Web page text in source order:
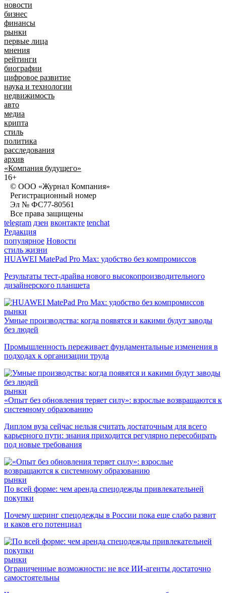
новости
бизнес
финансы
рынки
первые лица
мнения
рейтинги
биографии
цифровое развитие
наука и технологии
недвижимость
авто
медиа
крипта
стиль
политика
расследования
архив
«Компания будущего»
16+
© ООО «Журнал Компания»
Регистрационный номер
Эл № ФС77-80561
Все права защищены
telegram дзен вконтакте tenchat
Редакция
популярное Новости
стиль жизни
HUAWEI MatePad Pro Max: удобство без компромиссов
Результаты тест-драйва нового высокопроизводительного
дизайнерского планшета
рынки
Умные производства: когда появятся и какими будут заводы
без людей
Промышленность переживает фундаментальные изменения в
подходах к организации труда
рынки
«Опыт без обновления теряет силу»: взрослые возвращаются к
системному образованию
Диплом вуза сейчас нельзя считать достаточным для всего
карьерного пути: знания приходится регулярно пересобирать
под новые требования
рынки
По всей форме: чем аренда спецодежды привлекательней
покупки
Почему шеринг спецодежды в России пока еще слабо развит
и каков его потенциал
рынки
Ограниченные возможности: не все ИИ-агенты достаточно
самостоятельны